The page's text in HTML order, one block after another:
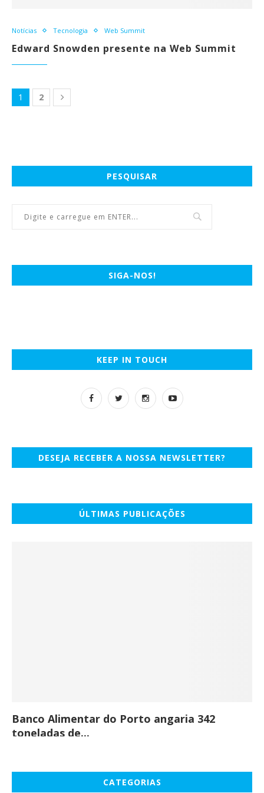
Notícias Tecnologia Web Summit
Edward Snowden presente na Web Summit
1 2
PESQUISAR
SIGA-NOS!
KEEP IN TOUCH
DESEJA RECEBER A NOSSA NEWSLETTER?
ÚLTIMAS PUBLICAÇÕES
Banco Alimentar do Porto angaria 342
toneladas de...
CATEGORIAS